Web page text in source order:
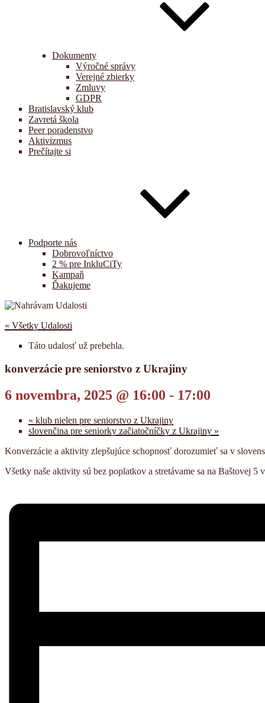
Dokumenty
Výročné správy
Verejné zbierky
Zmluvy
GDPR
Bratislavský klub
Zavretá škola
Peer poradenstvo
Aktivizmus
Prečítajte si
Podporte nás
Dobrovoľníctvo
2 % pre InkluCiTy
Kampaň
Ďakujeme
« Všetky Udalosti
Táto udalosť už prebehla.
konverzácie pre seniorstvo z Ukrajiny
6 novembra, 2025 @ 16:00 - 17:00
« klub nielen pre seniorstvo z Ukrajiny
slovenčina pre seniorky začiatočníčky z Ukrajiny »
Konverzácie a aktivity zlepšujúce schopnosť dorozumieť sa v
Všetky naše aktivity sú bez poplatkov a stretávame sa na Baštovej